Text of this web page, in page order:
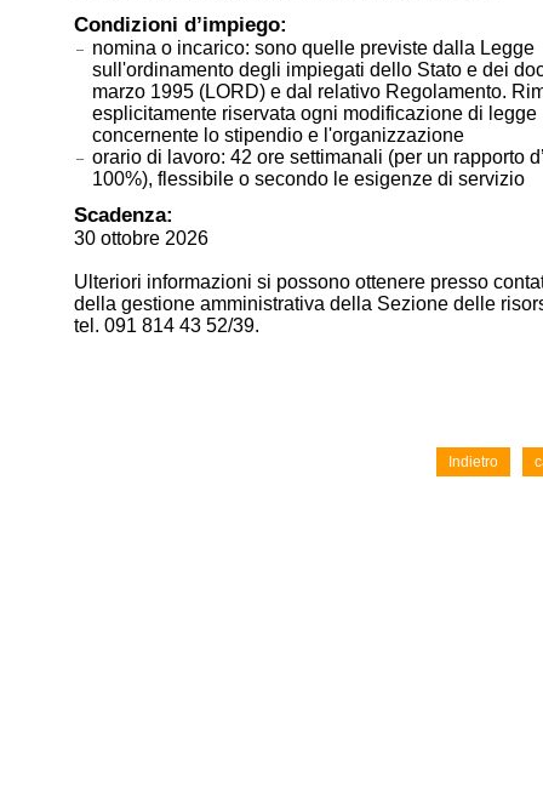
Condizioni d’impiego:
nomina o incarico: sono quelle previste dalla Legge
sull'ordinamento degli impiegati dello Stato e dei
marzo 1995 (LORD) e dal relativo Regolamento.
esplicitamente riservata ogni modificazione di legge
concernente lo stipendio e l'organizzazione
orario di lavoro: 42 ore settimanali (per un rapporto
100%), flessibile o secondo le esigenze di servizio
Scadenza:
30 ottobre 2026
Ulteriori informazioni si possono ottenere presso
della gestione amministrativa della Sezione delle
tel. 091 814 43 52/39.
Indietro